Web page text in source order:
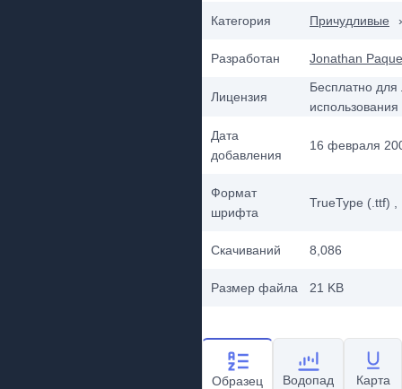
Категория Причудливые ›
Разработан Jonathan
Лицензия
Бесплатно для
использования
Дата
добавления
16 февраля
Формат
шрифта
TrueType (.ttf)
Скачиваний 8,086
Размер файла 21 KB
Образец Водопад Карта